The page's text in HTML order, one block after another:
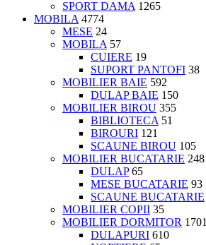
SPORT DAMA 1265
MOBILA 4774
MESE 24
MOBILA 57
CUIERE 19
SUPORT PANTOFI 38
MOBILIER BAIE 592
DULAP BAIE 150
MOBILIER BIROU 355
BIBLIOTECA 51
BIROURI 121
SCAUNE BIROU 105
MOBILIER BUCATARIE 248
DULAP 65
MESE BUCATARIE 93
SCAUNE BUCATARIE
MOBILIER COPII 35
MOBILIER DORMITOR 1701
DULAPURI 610